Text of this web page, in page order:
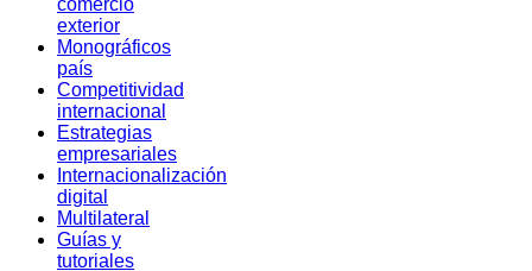
comercio
exterior
Monográficos
país
Competitividad
internacional
Estrategias
empresariales
Internacionalización
digital
Multilateral
Guías y
tutoriales